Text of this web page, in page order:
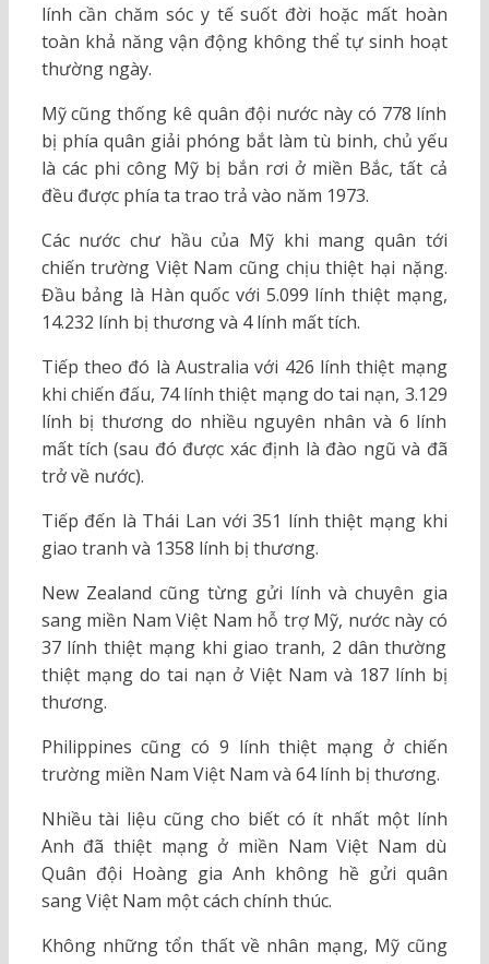
lính cần chăm sóc y tế suốt đời hoặc mất hoàn
toàn khả năng vận động không thể tự sinh hoạt
thường ngày.
Mỹ cũng thống kê quân đội nước này có 778 lính
bị phía quân giải phóng bắt làm tù binh, chủ yếu
là các phi công Mỹ bị bắn rơi ở miền Bắc, tất cả
đều được phía ta trao trả vào năm 1973.
Các nước chư hầu của Mỹ khi mang quân tới
chiến trường Việt Nam cũng chịu thiệt hại nặng.
Đầu bảng là Hàn quốc với 5.099 lính thiệt mạng,
14.232 lính bị thương và 4 lính mất tích.
Tiếp theo đó là Australia với 426 lính thiệt mạng
khi chiến đấu, 74 lính thiệt mạng do tai nạn, 3.129
lính bị thương do nhiều nguyên nhân và 6 lính
mất tích (sau đó được xác định là đào ngũ và đã
trở về nước).
Tiếp đến là Thái Lan với 351 lính thiệt mạng khi
giao tranh và 1358 lính bị thương.
New Zealand cũng từng gửi lính và chuyên gia
sang miền Nam Việt Nam hỗ trợ Mỹ, nước này có
37 lính thiệt mạng khi giao tranh, 2 dân thường
thiệt mạng do tai nạn ở Việt Nam và 187 lính bị
thương.
Philippines cũng có 9 lính thiệt mạng ở chiến
trường miền Nam Việt Nam và 64 lính bị thương.
Nhiều tài liệu cũng cho biết có ít nhất một lính
Anh đã thiệt mạng ở miền Nam Việt Nam dù
Quân đội Hoàng gia Anh không hề gửi quân
sang Việt Nam một cách chính thúc.
Không những tổn thất về nhân mạng, Mỹ cũng